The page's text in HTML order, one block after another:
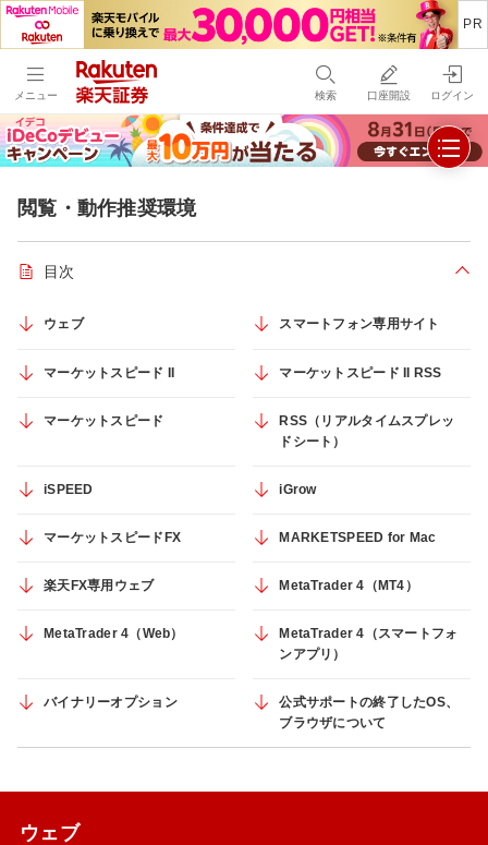
メニュー 検索 口座開設 ログイン
閲覧・動作推奨環境
目次
ウェブ スマートフォン専用サイト
マーケットスピード II マーケットスピード II RSS
マーケットスピード
RSS（リアルタイムスプレッ
ドシート）
iSPEED iGrow
マーケットスピードFX MARKETSPEED for Mac
楽天FX専用ウェブ MetaTrader 4（MT4）
MetaTrader 4（Web）
MetaTrader 4（スマートフォ
ンアプリ）
バイナリーオプション
公式サポートの終了したOS、
ブラウザについて
ウェブ